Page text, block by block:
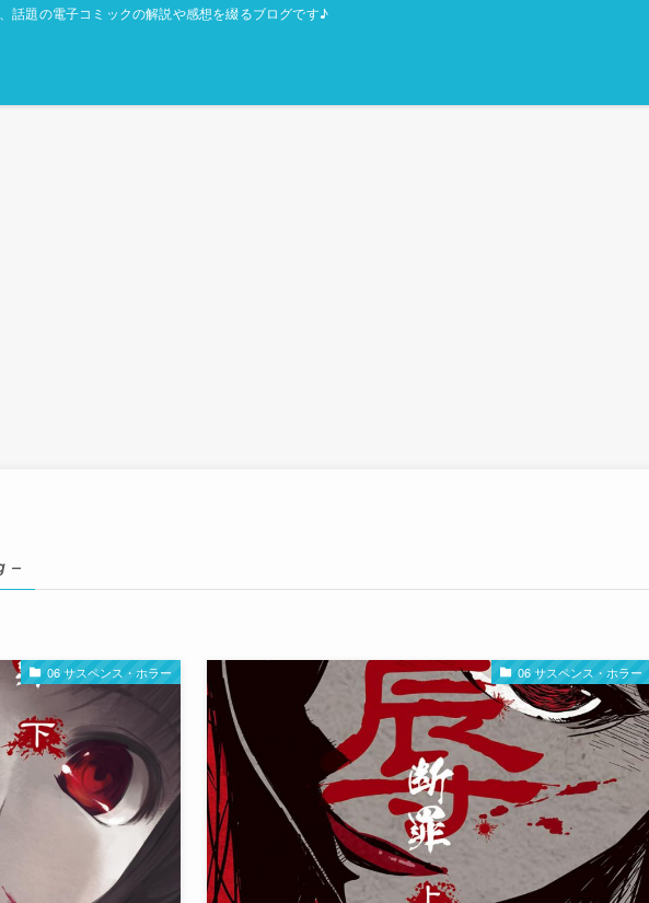
話題の電子コミックの解説や感想を綴るブログです♪
–
06 サスペンス・ホラー 06 サスペンス・ホラー